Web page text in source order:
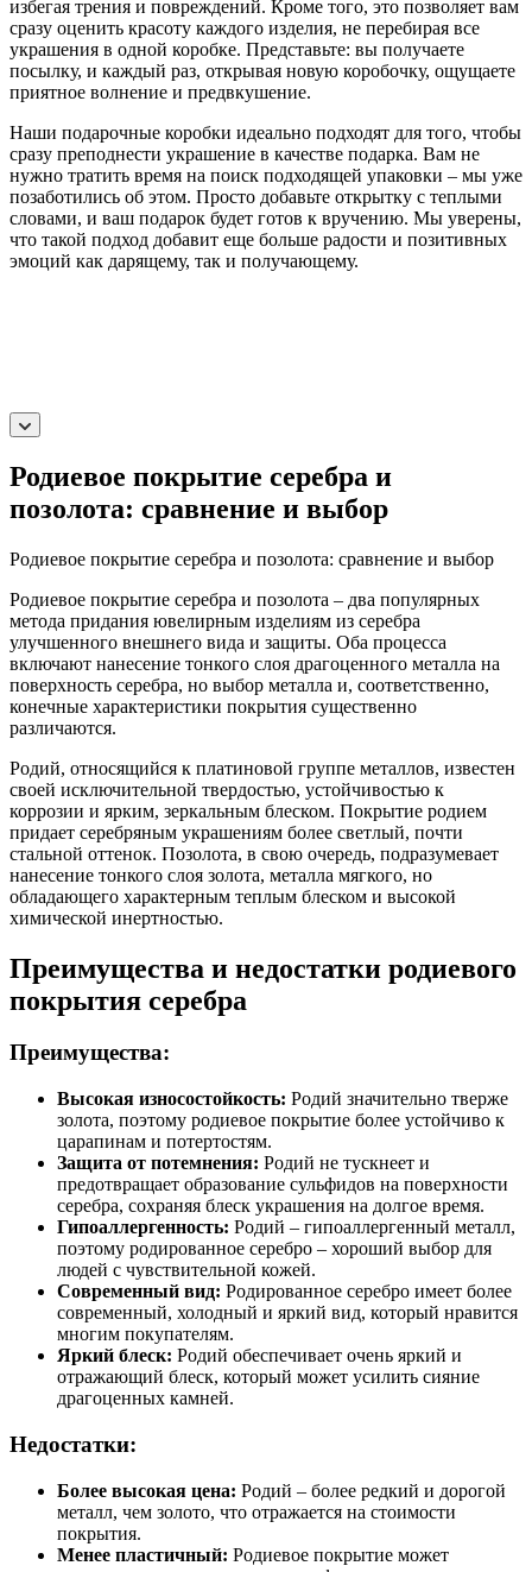
избегая трения и повреждений. Кроме того, это позволяет вам
сразу оценить красоту каждого изделия, не перебирая все
украшения в одной коробке. Представьте: вы получаете
посылку, и каждый раз, открывая новую коробочку, ощущаете
приятное волнение и предвкушение.
Наши подарочные коробки идеально подходят для того, чтобы
сразу преподнести украшение в качестве подарка. Вам не
нужно тратить время на поиск подходящей упаковки – мы уже
позаботились об этом. Просто добавьте открытку с теплыми
словами, и ваш подарок будет готов к вручению. Мы уверены,
что такой подход добавит еще больше радости и позитивных
эмоций как дарящему, так и получающему.
Родиевое покрытие серебра и
позолота: сравнение и выбор
Родиевое покрытие серебра и позолота: сравнение и выбор
Родиевое покрытие серебра и позолота – два популярных
метода придания ювелирным изделиям из серебра
улучшенного внешнего вида и защиты. Оба процесса
включают нанесение тонкого слоя драгоценного металла на
поверхность серебра, но выбор металла и, соответственно,
конечные характеристики покрытия существенно
различаются.
Родий, относящийся к платиновой группе металлов, известен
своей исключительной твердостью, устойчивостью к
коррозии и ярким, зеркальным блеском. Покрытие родием
придает серебряным украшениям более светлый, почти
стальной оттенок. Позолота, в свою очередь, подразумевает
нанесение тонкого слоя золота, металла мягкого, но
обладающего характерным теплым блеском и высокой
химической инертностью.
Преимущества и недостатки родиевого
покрытия серебра
Преимущества:
Высокая износостойкость: Родий значительно тверже
золота, поэтому родиевое покрытие более устойчиво к
царапинам и потертостям.
Защита от потемнения: Родий не тускнеет и
предотвращает образование сульфидов на поверхности
серебра, сохраняя блеск украшения на долгое время.
Гипоаллергенность: Родий – гипоаллергенный металл,
поэтому родированное серебро – хороший выбор для
людей с чувствительной кожей.
Современный вид: Родированное серебро имеет более
современный, холодный и яркий вид, который нравится
многим покупателям.
Яркий блеск: Родий обеспечивает очень яркий и
отражающий блеск, который может усилить сияние
драгоценных камней.
Недостатки:
Более высокая цена: Родий – более редкий и дорогой
металл, чем золото, что отражается на стоимости
покрытия.
Менее пластичный: Родиевое покрытие может